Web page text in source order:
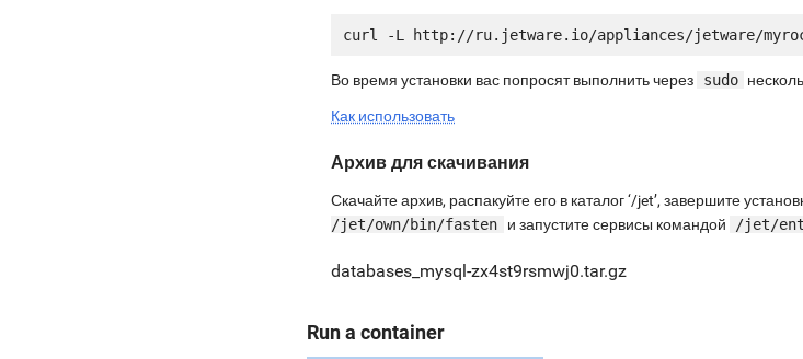
Во время установки вас попросят выполнить через sudo
Как использовать
Архив для скачивания
Скачайте архив, распакуйте его в каталог ‘/jet’, завершите
/jet/own/bin/fasten
и запустите сервисы командой /jet/
databases_mysql-zx4st9rsmwj0.tar.gz
Run a container